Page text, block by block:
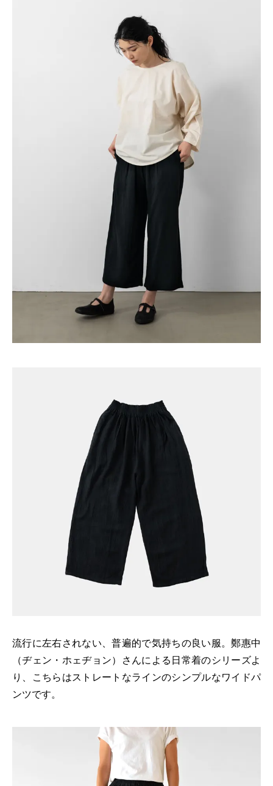
流行に左右されない、普遍的で気持ちの良い服。鄭惠中
（ヂェン・ホェヂョン）さんによる日常着のシリーズよ
り、こちらはストレートなラインのシンプルなワイドパ
ンツです。